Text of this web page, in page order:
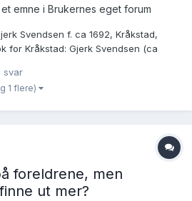
emne i Brukernes eget forum
Svendsen f. ca 1692, Kråkstad,
for Kråkstad: Gjerk Svendsen (ca
Anne Larsdatter Visstnok 12 barn
svar
1 flere)
foreldrene, men
ut mer?